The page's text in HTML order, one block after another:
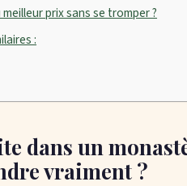
prix sans se tromper ?
:
dans un
vraiment ?